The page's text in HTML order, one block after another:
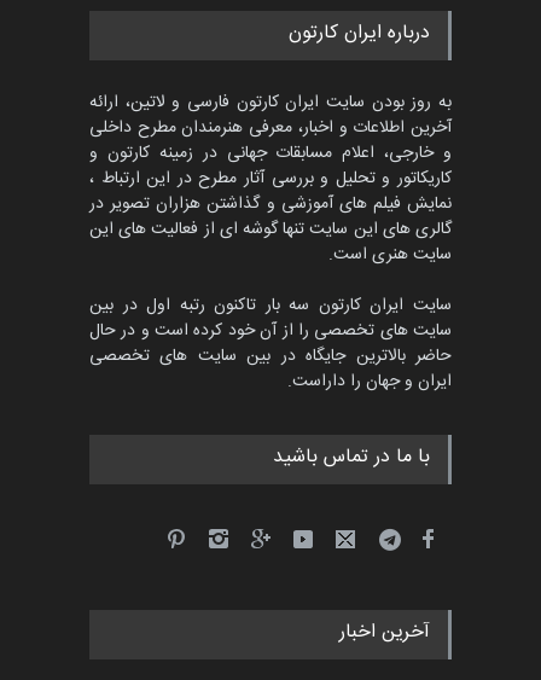
درباره ایران کارتون
به روز بودن سایت ایران کارتون فارسی و لاتین، ارائه
آخرین اطلاعات و اخبار، معرفی هنرمندان مطرح داخلی
و خارجی، اعلام مسابقات جهانی در زمینه کارتون و
کاریکاتور و تحلیل و بررسی آثار مطرح در این ارتباط ،
نمایش فیلم های آموزشی و گذاشتن هزاران تصویر در
گالری های این سایت تنها گوشه ای از فعالیت های این
سایت هنری است.
سایت ایران کارتون سه بار تاکنون رتبه اول در بین
سایت های تخصصی را از آن خود کرده است و در حال
حاضر بالاترین جایگاه در بین سایت های تخصصی
ایران و جهان را داراست.
با ما در تماس باشید
آخرین اخبار